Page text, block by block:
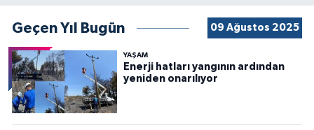
Geçen Yıl Bugün 09 Ağustos 2025
YAŞAM
Enerji hatları yangının ardından
yeniden onarılıyor